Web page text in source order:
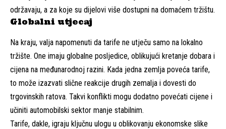
održavaju, a za koje su dijelovi više dostupni na domaćem tržištu.
Globalni utjecaj
Na kraju, valja napomenuti da tarife ne utječu samo na lokalno
tržište. One imaju globalne posljedice, oblikujući kretanje dobara i
cijena na međunarodnoj razini. Kada jedna zemlja poveća tarife,
to može izazvati slične reakcije drugih zemalja i dovesti do
trgovinskih ratova. Takvi konflikti mogu dodatno povećati cijene i
učiniti automobilski sektor manje stabilnim.
Tarife, dakle, igraju ključnu ulogu u oblikovanju ekonomske slike